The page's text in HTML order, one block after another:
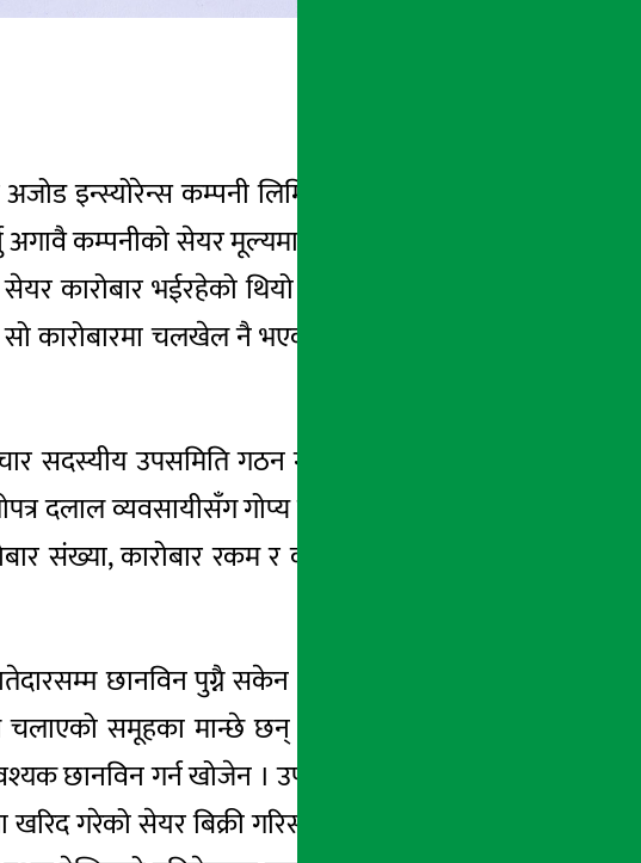
इन्स्योरेन्स कम्पनी लिमिटेडको सञ्‍चालक समितिको
कम्पनीको सेयर मूल्यमा अस्वाभाविक वृद्धि भइरहेको
कारोबार भईरहेको थियो । अझ सञ्‍चालक समितिको
कारोबारमा चलखेल नै भएको रहेछ भन्ने तथ्यलाई प्रमाण
सदस्यीय उपसमिति गठन गर्‍यो । छानबिन उपसमितिले
व्यवसायीसँग गोप्य पत्राचार गरी विवरण माग्यो र
संख्या, कारोबार रकम र कारोबार मूल्य अचानक वृद्धि
छानविन पुग्नै सकेन । चैत १६ मा अजोडको सेयर
समूहका मान्छे छन् भन्नेसम्म छानविन नै पुगेन ।
छानविन गर्न खोजेन । उपसमितिले ४९ लगानीकर्ताको
गरेको सेयर बिक्री गरिसकेको पाइएको थियो । बिमा